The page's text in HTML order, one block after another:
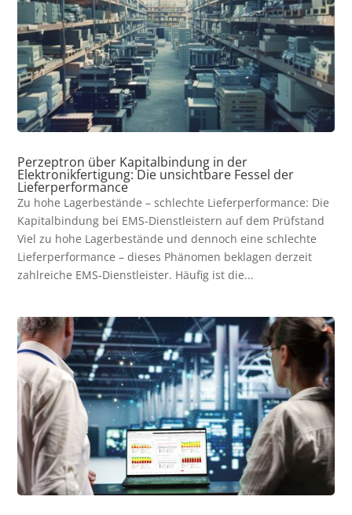
Perzeptron über Kapitalbindung in der
Elektronikfertigung: Die unsichtbare Fessel der
Lieferperformance
Zu hohe Lagerbestände – schlechte Lieferperformance: Die
Kapitalbindung bei EMS-Dienstleistern auf dem Prüfstand
Viel zu hohe Lagerbestände und dennoch eine schlechte
Lieferperformance – dieses Phänomen beklagen derzeit
zahlreiche EMS-Dienstleister. Häufig ist die...